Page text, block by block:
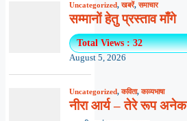
Uncategorized,खबरें,समाचार
सम्मानों हेतु प्रस्ताव माँगे
Total Views : 32
August 5, 2026
Uncategorized,कविता,काव्यभाषा
नीरा आर्य – तेरे रूप अनेक